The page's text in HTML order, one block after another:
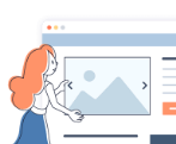
La vie de